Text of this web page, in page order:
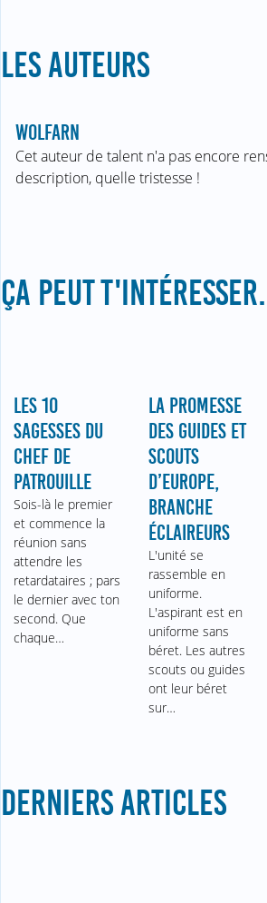
LES AUTEURS
WOLFARN
Cet auteur de talent n'a pas encore
description, quelle tristesse !
ÇA PEUT
LES 10
SAGESSES DU
CHEF DE
PATROUILLE
Sois-là le premier
et commence la
réunion sans
attendre les
retardataires ; pars
le dernier avec ton
second. Que
chaque…
LA PROMESSE
DES GUIDES ET
SCOUTS
D’EUROPE,
BRANCHE
ÉCLAIREURS
L'unité se
rassemble en
uniforme.
L'aspirant est en
uniforme sans
béret. Les autres
scouts ou guides
ont leur béret
sur…
DERNIERS ARTICLES